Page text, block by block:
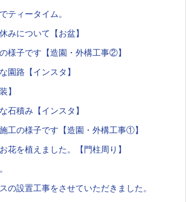
ティータイム。
みについて【お盆】
様子です【造園・外構工事②】
園路【インスタ】
】
石積み【インスタ】
工の様子です【造園・外構工事①】
花を植えました。【門柱周り】
の設置工事をさせていただきました。